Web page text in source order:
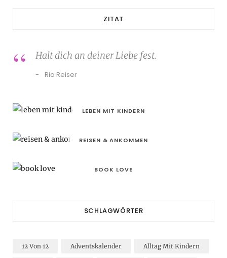
ZITAT
Halt dich an deiner Liebe fest.
Rio Reiser
LEBEN MIT KINDERN
REISEN & ANKOMMEN
BOOK LOVE
SCHLAGWÖRTER
12 Von 12 Adventskalender Alltag Mit Kindern